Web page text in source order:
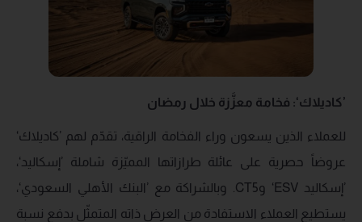
’كاديلاك‘: فخامة معزَّزة خلال رمضان
للعملاء الذين يسعون وراء الفخامة الراقية، تقدّم لهم ’كاديلاك‘
عروضاً حصرية على عائلة طرازاتها المميّزة شاملة ’إسكاليد‘،
’إسكاليد ESV‘ وCT5. وبالشراكة مع ’البنك الأهلي السعودي‘،
يستطيع العملاء الاستفادة من العرض ذاته المتمثّل بدفع نسبة